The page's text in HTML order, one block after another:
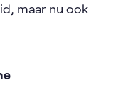
maar nu ook